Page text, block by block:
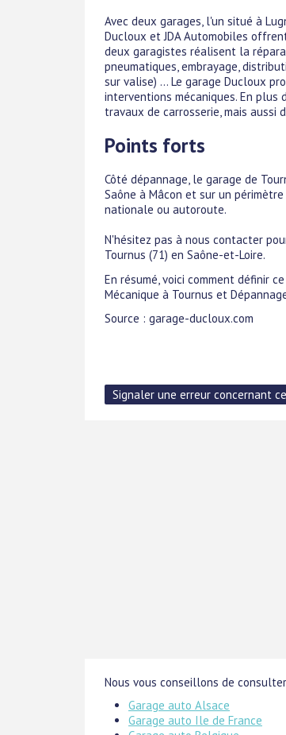
Avec deux garages, l'un situé à
Ducloux et JDA Automobiles
deux garagistes réalisent la
pneumatiques, embrayage,
sur valise) ... Le garage Ducloux
interventions mécaniques. En plus
travaux de carrosserie, mais aussi
Points forts
Côté dépannage, le garage de
Saône à Mâcon et sur un
nationale ou autoroute.
N'hésitez pas à nous contacter
Tournus (71) en Saône-et-Loire.
En résumé, voici comment définir
Mécanique à Tournus et
Source : garage-ducloux.com
Nous vous conseillons de
Garage auto Alsace
Garage auto Ile de France